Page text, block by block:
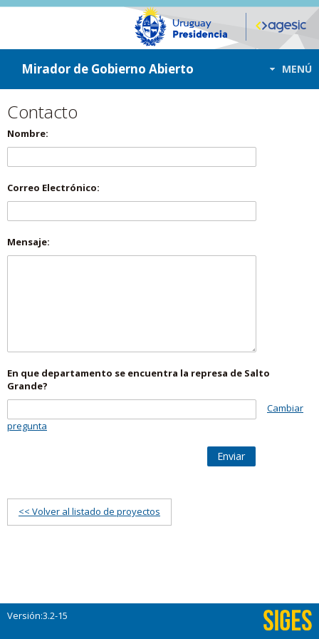
ir a contenido
ir al menú
Mirador de Gobierno Abierto MENÚ
Contacto
Nombre:
Correo Electrónico:
Mensaje:
En que departamento se encuentra la represa de Salto
Grande?
Cambiar
pregunta
Enviar
<< Volver al listado de proyectos
Versión:3.2-15